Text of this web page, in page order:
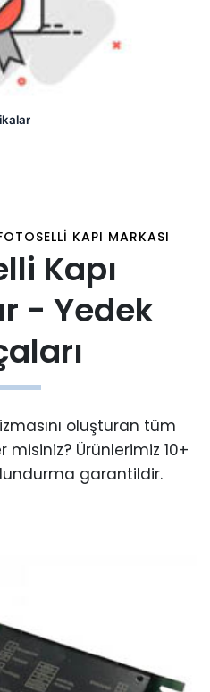
KAPI MARKASI
Kapı
- Yedek
oluşturan tüm
Ürünlerimiz 10+
garantildir.